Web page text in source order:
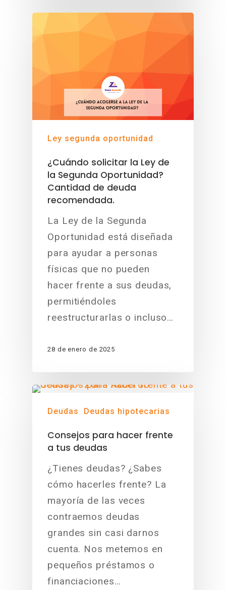
Ley segunda oportunidad
¿Cuándo solicitar la Ley de
la Segunda Oportunidad?
Cantidad de deuda
recomendada.
La Ley de la Segunda
Oportunidad está diseñada
para ayudar a personas
físicas que no pueden
hacer frente a sus deudas,
permitiéndoles
reestructurarlas o incluso…
28 de enero de 2025
Deudas Deudas hipotecarias
Consejos para hacer frente
a tus deudas
¿Tienes deudas? ¿Sabes
cómo hacerles frente? La
mayoría de las veces
contraemos deudas
grandes sin casi darnos
cuenta. Nos metemos en
pequeños préstamos o
financiaciones…